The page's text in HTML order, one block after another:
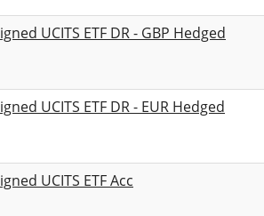
UCITS ETF DR - GBP Hedged
UCITS ETF DR - EUR Hedged
UCITS ETF Acc